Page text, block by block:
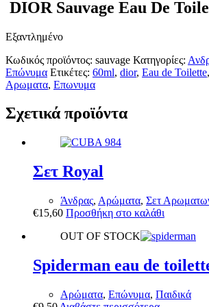
DIOR Sauvage Eau De
Εξαντλημένο
Κωδικός προϊόντος: sauvage Κατηγορίες:
Επώνυμα Ετικέτες: 60ml, dior, Eau de Toilette,
Αρωματα, Επωνυμα
Σχετικά προϊόντα
Σετ Royal
Άνδρας, Αρώματα, Σετ
€15,60 Προσθήκη στο καλάθι
OUT OF STOCK
Spiderman eau de
Αρώματα, Επώνυμα, Παιδικά